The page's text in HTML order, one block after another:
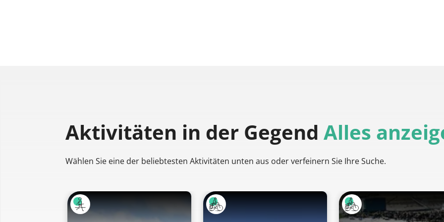
Aktivitäten in der Gegend Alles
Wählen Sie eine der beliebtesten Aktivitäten unten aus oder verfeinern Sie Ihre Suche.